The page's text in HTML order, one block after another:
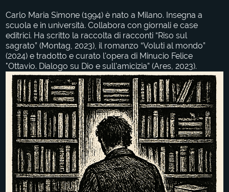
Carlo Maria Simone (1994) è nato a Milano. Insegna a
scuola e in università. Collabora con giornali e case
editrici. Ha scritto la raccolta di racconti “Riso sul
sagrato” (Montag, 2023), il romanzo “Voluti al mondo”
(2024) e tradotto e curato l'opera di Minucio Felice
"Ottavio. Dialogo su Dio e sull'amicizia” (Ares, 2023).